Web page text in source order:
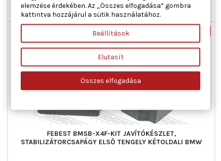
 Nincs-készleten
Akciós!
FEBEST BMSB-X4F-KIT JAVÍTÓKÉSZLET,
STABILIZÁTORCSAPÁGY ELSŐ TENGELY KÉTOLDALI BMW
elemzése érdekében. Az „Összes elfogadása” gombra
kattintva hozzájárul a sütik használatához.
Beállítások
Elutasít
Összes elfogadása